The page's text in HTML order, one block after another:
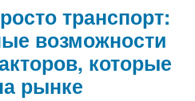
транспорт:
возможности
которые
рынке